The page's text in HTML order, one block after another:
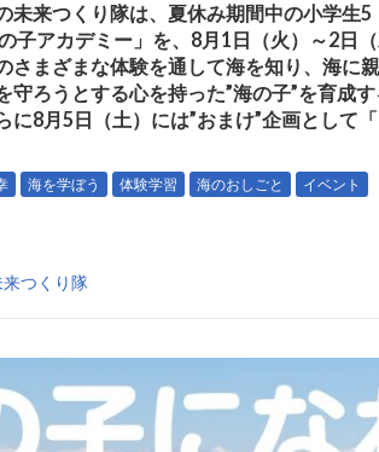
未来つくり隊は、夏休み期間中の小学生
子アカデミー」を、8月1日（火）～2日
さまざまな体験を通して海を知り、海に
守ろうとする心を持った”海の子”を育成
に8月5日（土）には”おまけ”企画として
海を学ぼう 体験学習 海のおしごと イベント
つくり隊